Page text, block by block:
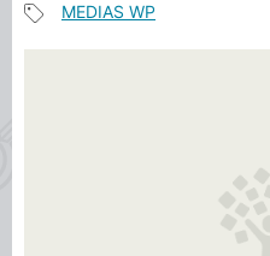
事
カ
MEDIAS WP